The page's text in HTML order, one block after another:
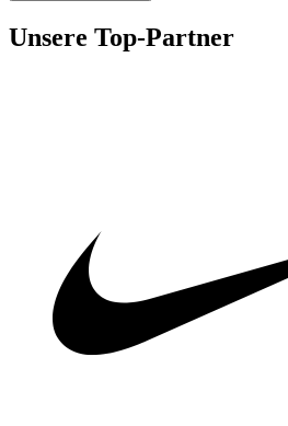
Unsere Top-Partner